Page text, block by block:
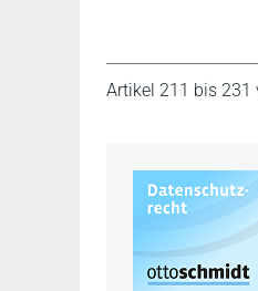
Artikel 211 bis 231